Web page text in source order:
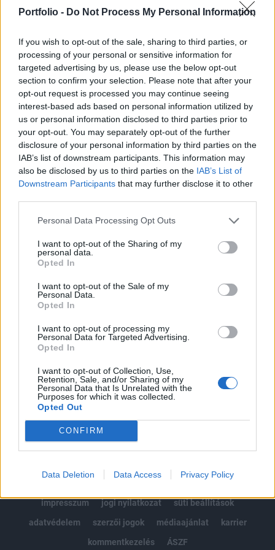
Portfolio - Do Not Process My Personal Information
If you wish to opt-out of the sale, sharing to third parties, or
processing of your personal or sensitive information for
targeted advertising by us, please use the below opt-out
section to confirm your selection. Please note that after your
opt-out request is processed you may continue seeing
interest-based ads based on personal information utilized by
us or personal information disclosed to third parties prior to
your opt-out. You may separately opt-out of the further
disclosure of your personal information by third parties on the
IAB’s list of downstream participants. This information may
also be disclosed by us to third parties on the IAB’s List of
Downstream Participants that may further disclose it to other
Personal Data Processing Opt Outs
I want to opt-out of the Sharing of my
personal data.
Opted In
I want to opt-out of the Sale of my
Personal Data.
Opted In
I want to opt-out of processing my
Personal Data for Targeted Advertising.
Opted In
I want to opt-out of Collection, Use,
Retention, Sale, and/or Sharing of my
Personal Data that Is Unrelated with the
Purposes for which it was collected.
Opted Out
CONFIRM
Data Deletion Data Access Privacy Policy
biztonságos ivóvízellátást - jelentette a Telex.
Sustainable World 2026Szeptember 8-án jön az év egyik
legjelentősebb üzleti fenntarthatósági találkozója, a
Portfolio Sustainable World 2026. A szektorsemleges
konferencia a zöld gazdasággal kapcsolatos
aktualitásokkal, a legégetőbb beavatkozási gyakorlatokkal
foglalkozik, de emellett helyszíne a Green Awards
díjátadónak is. Részletek a linken.Információ és
jelentkezésAz Érdet...
KEDVES OLVASÓNK!
tartozik, melynek olvasása előfizetéses
regisztrációhoz kötött.
Az előfizetés a következőket tartalmazza:
Portfolio.hu teljes cikkarchívum
Kötéslisták: BÉT elmúlt 2 év napon belüli
kötéslistái
Előfizetés
MÁR ELŐFIZETŐNK VAGY?BEJELENTKEZÉS
impresszum
jogi nyilatkozat
süti beállítások
adatvédelem
szerzői jogok médiaajánlat
karrier
kommentkezelés
ÁSZF